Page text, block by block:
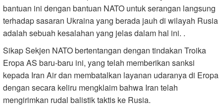
bantuan ini dengan bantuan NATO untuk serangan langsung
terhadap sasaran Ukraina yang berada jauh di wilayah Rusia
adalah sebuah kesalahan yang jelas dalam hal ini. .
Sikap Sekjen NATO bertentangan dengan tindakan Troika
Eropa AS baru-baru ini, yang telah memberikan sanksi
kepada Iran Air dan membatalkan layanan udaranya di Eropa
dengan secara keliru mengklaim bahwa Iran telah
mengirimkan rudal balistik taktis ke Rusia.